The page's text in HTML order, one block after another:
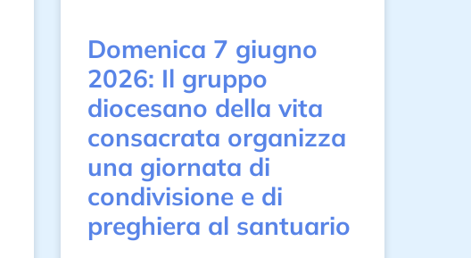
Domenica 7 giugno
2026: Il gruppo
diocesano della vita
consacrata organizza
una giornata di
condivisione e di
preghiera al santuario